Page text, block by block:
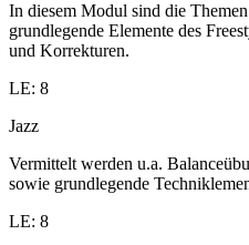
In diesem Modul sind die
grundlegende Elemente des
und Korrekturen.
LE: 8
Jazz
Vermittelt werden u.a.
sowie grundlegende
LE: 8